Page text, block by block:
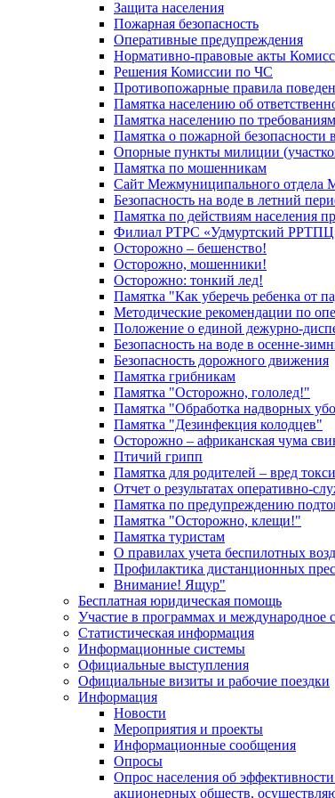
Защита населения
Пожарная безопасность
Оперативные предупреждения
Нормативно-правовые акты
Решения Комиссии по ЧС
Противопожарные правила
Памятка населению об
Памятка населению по
Памятка о пожарной безопасности
Опорные пункты милиции
Памятка по мошенникам
Сайт Межмуниципального отдела
Безопасность на воде в летний
Памятка по действиям населения
Филиал РТРС «Удмуртский РРТПЦ»:
Осторожно – бешенство!
Осторожно, мошенники!
Осторожно: тонкий лед!
Памятка "Как уберечь ребенка от
Методические рекомендации по
Положение о единой дежурно-
Безопасность на воде в осенне-
Безопасность дорожного движения
Памятка грибникам
Памятка "Осторожно, гололед!"
Памятка "Обработка надворных
Памятка "Дезинфекция колодцев"
Осторожно – африканская чума
Птичий грипп
Памятка для родителей – вред
Отчет о результатах оперативно-
Памятка по предупреждению
Памятка "Осторожно, клещи!"
Памятка туристам
О правилах учета беспилотных
Профилактика дистанционных
Внимание! Ящур"
Бесплатная юридическая помощь
Участие в программах и международное
Статистическая информация
Информационные системы
Официальные выступления
Официальные визиты и рабочие поездки
Информация
Новости
Мероприятия и проекты
Информационные сообщения
Опросы
Опрос населения об
акционерных обществ,